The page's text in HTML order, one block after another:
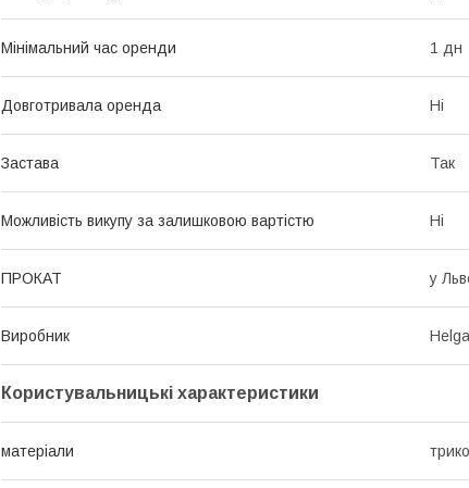
Мінімальний час оренди 1 дн
Довготривала оренда Ні
Застава Так
Можливість викупу за залишковою вартістю Ні
ПРОКАТ у
Виробник
Користувальницькі характеристики
матеріали